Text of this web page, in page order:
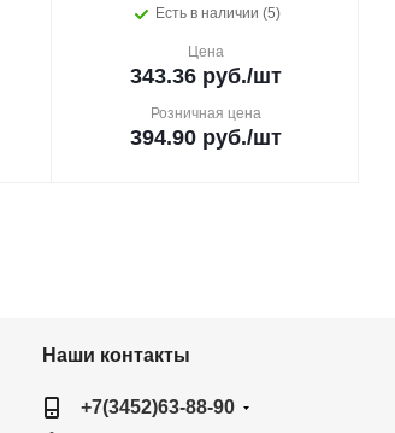
Есть в наличии (5)
Цена
343.36руб./шт
Розничная цена
394.90руб./шт
Наши контакты
+7(3452)63-88-90